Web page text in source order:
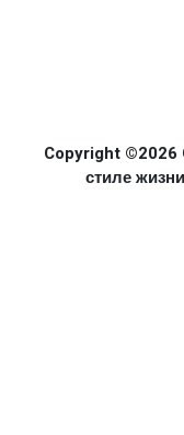
Copyright ©2026
стиле